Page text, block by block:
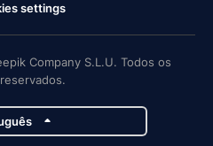
settings
Company S.L.U. Todos os